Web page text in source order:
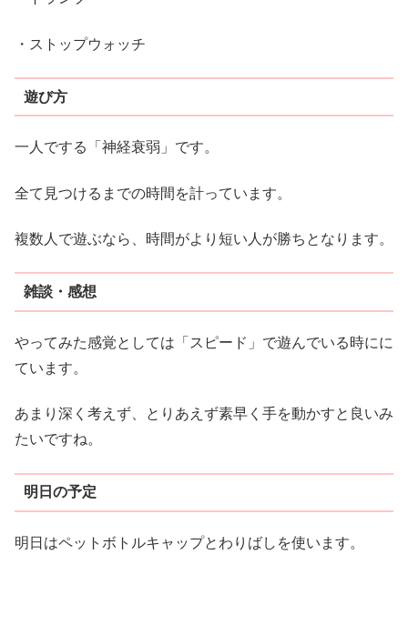
・ストップウォッチ
遊び方
一人でする「神経衰弱」です。
全て見つけるまでの時間を計っています。
複数人で遊ぶなら、時間がより短い人が勝ちとなります。
雑談・感想
やってみた感覚としては「スピード」で遊んでいる時にに
ています。
あまり深く考えず、とりあえず素早く手を動かすと良いみ
たいですね。
明日の予定
明日はペットボトルキャップとわりばしを使います。